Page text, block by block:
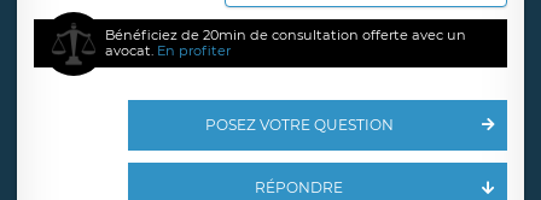
Bénéficiez de 20min de consultation offerte avec un
avocat. En profiter
POSEZ VOTRE QUESTION
RÉPONDRE